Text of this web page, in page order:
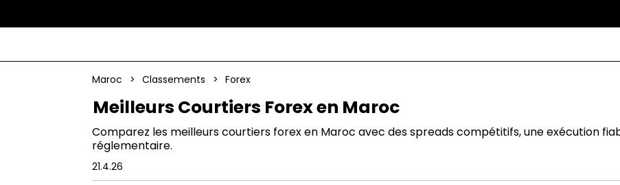
Meilleurs Courtiers Forex en Maroc
Comparez les meilleurs courtiers forex en Maroc avec des spreads compétitifs, une exécution
réglementaire.
Maroc > Classements > Forex
21.4.26